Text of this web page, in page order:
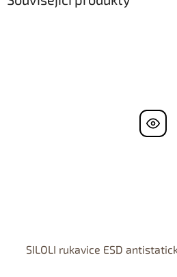
SILOLI rukavice ESD